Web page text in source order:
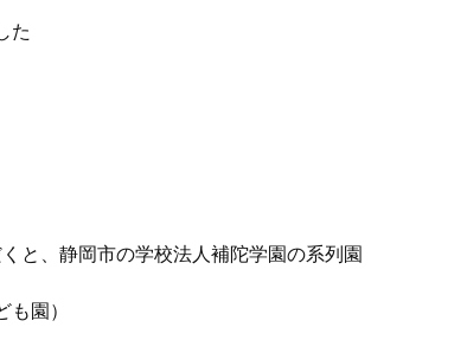
た
と、静岡市の学校法人補陀学園の系列園
も園）